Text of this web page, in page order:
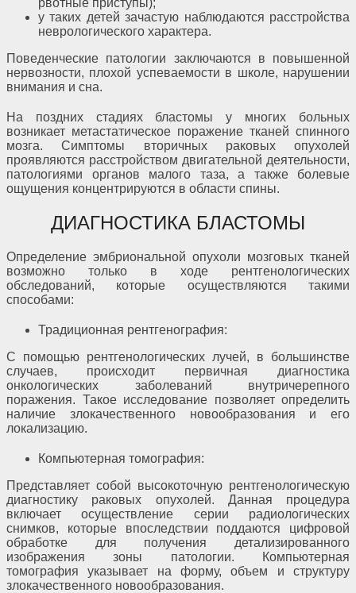
у таких детей зачастую наблюдаются расстройства
неврологического характера.
Поведенческие патологии заключаются в повышенной
нервозности, плохой успеваемости в школе, нарушении
внимания и сна.
На поздних стадиях бластомы у многих больных
возникает метастатическое поражение тканей спинного
мозга. Симптомы вторичных раковых опухолей
проявляются расстройством двигательной деятельности,
патологиями органов малого таза, а также болевые
ощущения концентрируются в области спины.
ДИАГНОСТИКА БЛАСТОМЫ
Определение эмбриональной опухоли мозговых тканей
возможно только в ходе рентгенологических
обследований, которые осуществляются такими
способами:
Традиционная рентгенография:
С помощью рентгенологических лучей, в большинстве
случаев, происходит первичная диагностика
онкологических заболеваний внутричерепного
поражения. Такое исследование позволяет определить
наличие злокачественного новообразования и его
локализацию.
Компьютерная томография:
Представляет собой высокоточную рентгенологическую
диагностику раковых опухолей. Данная процедура
включает осуществление серии радиологических
снимков, которые впоследствии поддаются цифровой
обработке для получения детализированного
изображения зоны патологии. Компьютерная
томография указывает на форму, объем и структуру
злокачественного новообразования.